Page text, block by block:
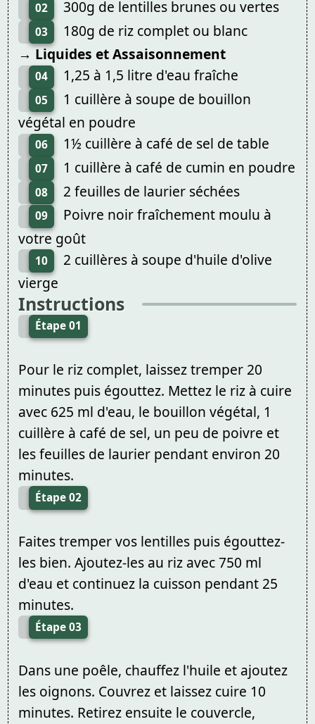
02 300g de lentilles brunes ou vertes
03
180g de riz complet ou blanc
→ Liquides et Assaisonnement
04 1,25 à 1,5 litre d'eau fraîche
05
1 cuillère à soupe de bouillon
végétal en poudre
06 1½ cuillère à café de sel de table
07 1 cuillère à café de cumin en poudre
08 2 feuilles de laurier séchées
09
Poivre noir fraîchement moulu à
votre goût
10
2 cuillères à soupe d'huile d'olive
vierge
Instructions
Étape 01
Pour le riz complet, laissez tremper 20
minutes puis égouttez. Mettez le riz à cuire
avec 625 ml d'eau, le bouillon végétal, 1
cuillère à café de sel, un peu de poivre et
les feuilles de laurier pendant environ 20
minutes.
Étape 02
Faites tremper vos lentilles puis égouttez-
les bien. Ajoutez-les au riz avec 750 ml
d'eau et continuez la cuisson pendant 25
minutes.
Étape 03
Dans une poêle, chauffez l'huile et ajoutez
les oignons. Couvrez et laissez cuire 10
minutes. Retirez ensuite le couvercle,